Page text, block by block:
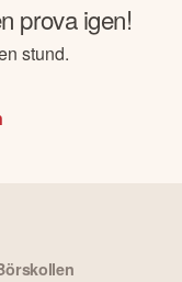
prova igen!
stund.